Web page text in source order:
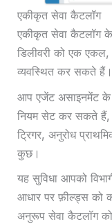
एकीकृत सेवा कैटलॉग
एकीकृत सेवा कैटलॉग
डिलीवरी को एक
व्यवस्थित कर सकते
आप एजेंट असाइनमेंट के
नियम सेट कर सकते हैं,
ट्रिगर, अनुरोध
कुछ।
यह सुविधा आपको
आधार पर फ़ील्ड्स को
अनुरूप सेवा कैटलॉग